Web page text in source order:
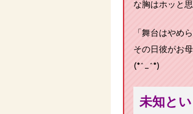
な胸はホッと
「舞台はやめ
その日彼がお
(*^_^*)
未知と